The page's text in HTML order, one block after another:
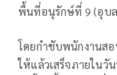
พื้นที่อนุรักษ์ที่ 9 (อุบล
โดยกำชับพนักงานส
ให้แล้วเสร็จภายในวั